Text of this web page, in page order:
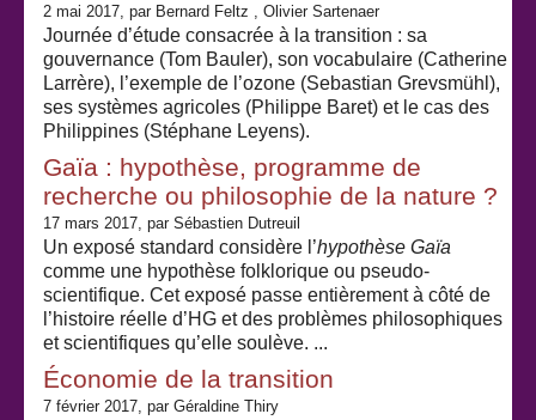
2 mai 2017 , par Bernard Feltz , Olivier Sartenaer
Journée d’étude consacrée à la transition : sa
gouvernance (Tom Bauler), son vocabulaire (Catherine
Larrère), l’exemple de l’ozone (Sebastian Grevsmühl),
ses systèmes agricoles (Philippe Baret) et le cas des
Philippines (Stéphane Leyens).
Gaïa : hypothèse, programme de
recherche ou philosophie de la nature ?
17 mars 2017 , par Sébastien Dutreuil
Un exposé standard considère l’hypothèse Gaïa
comme une hypothèse folklorique ou pseudo-
scientifique. Cet exposé passe entièrement à côté de
l’histoire réelle d’HG et des problèmes philosophiques
et scientifiques qu’elle soulève. ...
Économie de la transition
7 février 2017 , par Géraldine Thiry